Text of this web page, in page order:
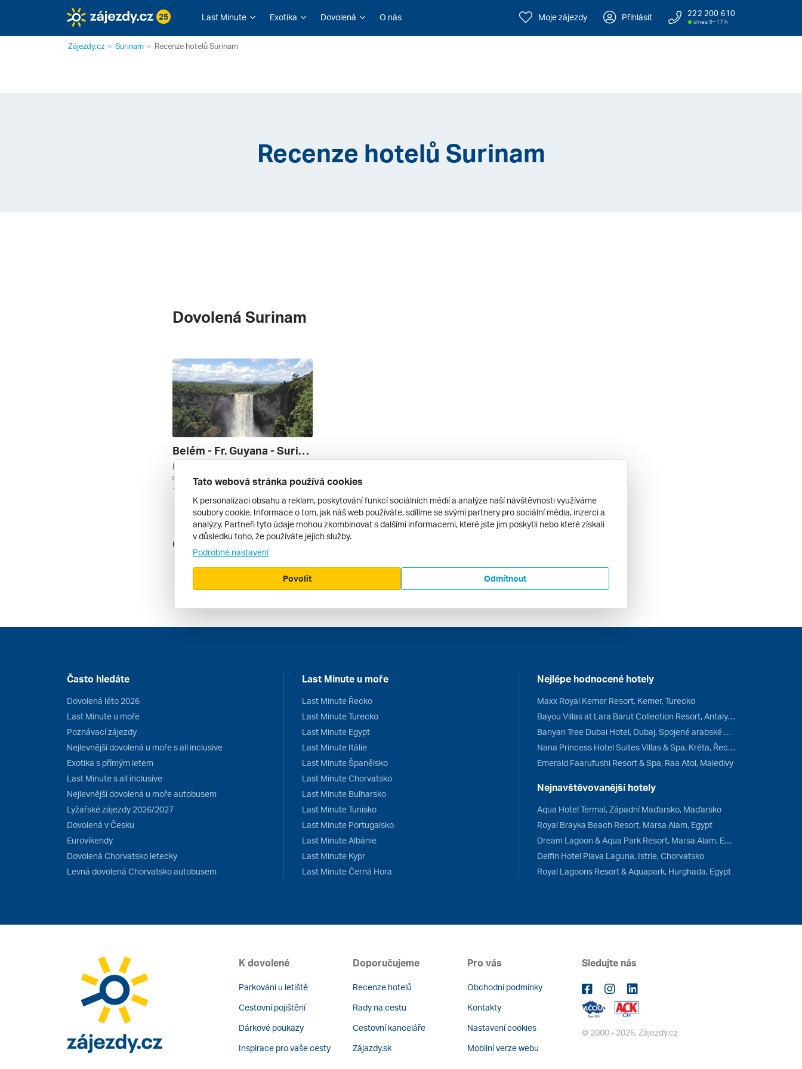
25 Last Minute Exotika Dovolená O nás Moje zájezdy Přihlásit 222 200 610
dnes 9–17 h
Zájezdy.cz Surinam Recenze hotelů Surinam
Recenze hotelů Surinam
Dovolená Surinam
Belém - Fr. Guyana - Surinam - Guyana ***
letecky | snídaně
18. 9. – 3. 10. 2027 153 504 Kč
Cestopisy
Často hledáte
Dovolená léto 2026
Last Minute u moře
Poznávací zájezdy
Nejlevnější dovolená u moře s all inclusive
Exotika s přímým letem
Last Minute s all inclusive
Nejlevnější dovolená u moře autobusem
Lyžařské zájezdy 2026/2027
Dovolená v Česku
Eurovíkendy
Dovolená Chorvatsko letecky
Levná dovolená Chorvatsko autobusem
Last Minute u moře
Last Minute Řecko
Last Minute Turecko
Last Minute Egypt
Last Minute Itálie
Last Minute Španělsko
Last Minute Chorvatsko
Last Minute Bulharsko
Last Minute Tunisko
Last Minute Portugalsko
Last Minute Albánie
Last Minute Kypr
Last Minute Černá Hora
Nejlépe hodnocené hotely
Maxx Royal Kemer Resort, Kemer, Turecko
Bayou Villas at Lara Barut Collection Resort, Antalya, Turecko
Banyan Tree Dubai Hotel, Dubaj, Spojené arabské emiráty
Nana Princess Hotel Suites Villas & Spa, Kréta, Řecko
Emerald Faarufushi Resort & Spa, Raa Atol, Maledivy
Nejnavštěvovanější hotely
Aqua Hotel Termal, Západní Maďarsko, Maďarsko
Royal Brayka Beach Resort, Marsa Alam, Egypt
Dream Lagoon & Aqua Park Resort, Marsa Alam, Egypt
Delfin Hotel Plava Laguna, Istrie, Chorvatsko
Royal Lagoons Resort & Aquapark, Hurghada, Egypt
K dovolené
Parkování u letiště
Cestovní pojištění
Dárkové poukazy
Inspirace pro vaše cesty
Doporučujeme
Recenze hotelů
Rady na cestu
Cestovní kanceláře
Zájazdy.sk
Pro vás
Obchodní podmínky
Kontakty
Nastavení cookies
Mobilní verze webu
Sledujte nás
© 2000 - 2026, Zájezdy.cz
Tato webová stránka používá cookies
K personalizaci obsahu a reklam, poskytování funkcí sociálních médií a analýze naší návštěvnosti využíváme
soubory cookie. Informace o tom, jak náš web používáte, sdílíme se svými partnery pro sociální média, inzerci a
analýzy. Partneři tyto údaje mohou zkombinovat s dalšími informacemi, které jste jim poskytli nebo které získali
v důsledku toho, že používáte jejich služby.
Podrobné nastavení
Odmítnout
Povolit